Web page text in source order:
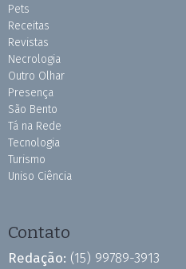
Pets
Receitas
Revistas
Necrologia
Outro Olhar
Presença
São Bento
Tá na Rede
Tecnologia
Turismo
Uniso Ciência
Contato
Redação: (15) 99789-3913